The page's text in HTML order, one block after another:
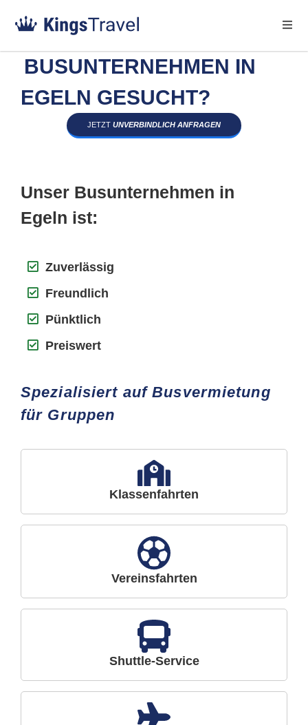
BUSUNTERNEHMEN IN
EGELN GESUCHT?
JETZT UNVERBINDLICH ANFRAGEN
Unser Busunternehmen in
Egeln ist:
Zuverlässig
Freundlich
Pünktlich
Preiswert
Spezialisiert auf Busvermietung
für Gruppen
Klassenfahrten
Vereinsfahrten
Shuttle-Service